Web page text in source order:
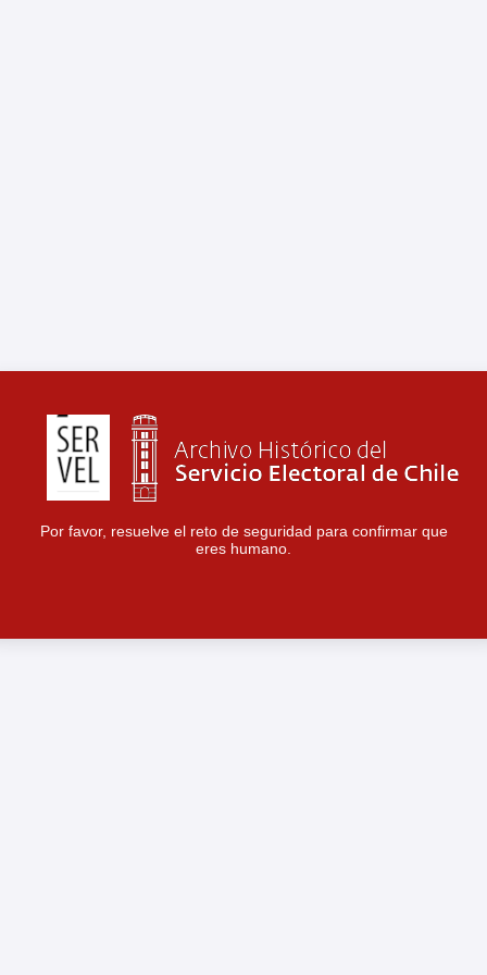
Por favor, resuelve el reto de seguridad para confirmar que
eres humano.